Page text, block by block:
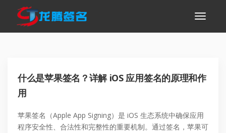
什么是苹果签名？详解 iOS 应用签名的原理和作
用
苹果签名（Apple App Signing）是 iOS 生态系统中确保应用
程序安全性、合法性和完整性的重要机制。通过签名，苹果可